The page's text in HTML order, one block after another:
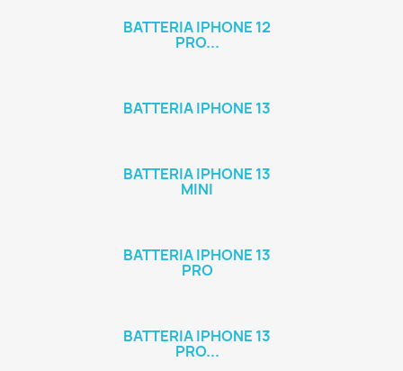
BATTERIA IPHONE 12
PRO...
BATTERIA IPHONE 13
BATTERIA IPHONE 13
MINI
BATTERIA IPHONE 13
PRO
BATTERIA IPHONE 13
PRO...